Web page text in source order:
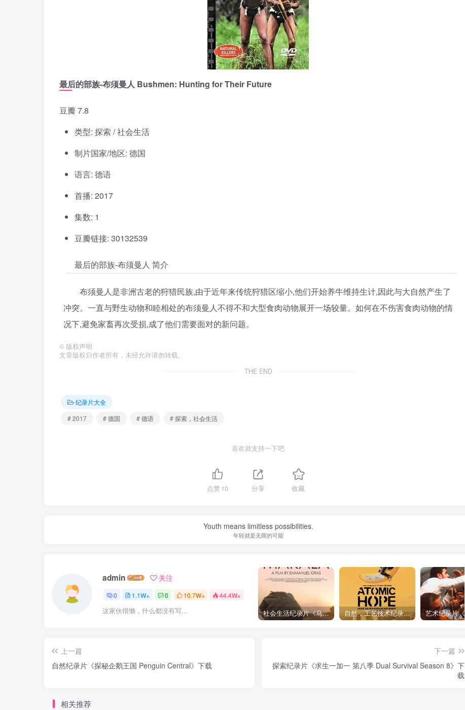
最后的部族-布须曼人 Bushmen: Hunting for Their Future
豆瓣 7.8
类型: 探索 / 社会生活
制片国家/地区: 德国
语言: 德语
首播: 2017
集数: 1
豆瓣链接: 30132539
最后的部族-布须曼人 简介
布须曼人是非洲古老的狩猎民族,由于近年来传统狩猎区缩小,他们开始养牛维持生计,因此与大自然产生了
冲突。一直与野生动物和睦相处的布须曼人不得不和大型食肉动物展开一场较量。如何在不伤害食肉动物的情
况下,避免家畜再次受损,成了他们需要面对的新问题。
© 版权声明
文章版权归作者所有，未经允许请勿转载。
THE END
纪录片大全
# 2017
# 德国 # 德语 # 探索，社会生活
喜欢就支持一下吧
点赞10 分享 收藏
Youth means limitless possibilities.
年轻就是无限的可能
admin 关注
0 1.1W+ 0 10.7W+ 44.4W+
这家伙很懒，什么都没有写... 社会生活纪录片《马加拉 Makala》下载 自然，工艺技术纪录片《原子能的希望 Atomic Hope – Inside the Pro-Nuclear Movement》下载
上一篇
自然纪录片《探秘企鹅王国 Penguin Central》下载
下一篇
探索纪录片《求生一加一 第八季 Dual Survival Season 8》下
载
相关推荐